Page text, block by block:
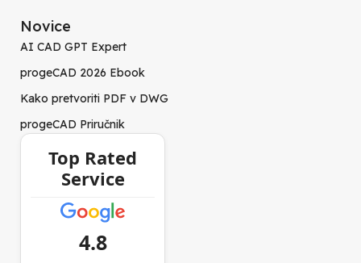
Novice
AI CAD GPT Expert
progeCAD 2026 Ebook
Kako pretvoriti PDF v DWG
progeCAD Priručnik
Top Rated
Service
4.8